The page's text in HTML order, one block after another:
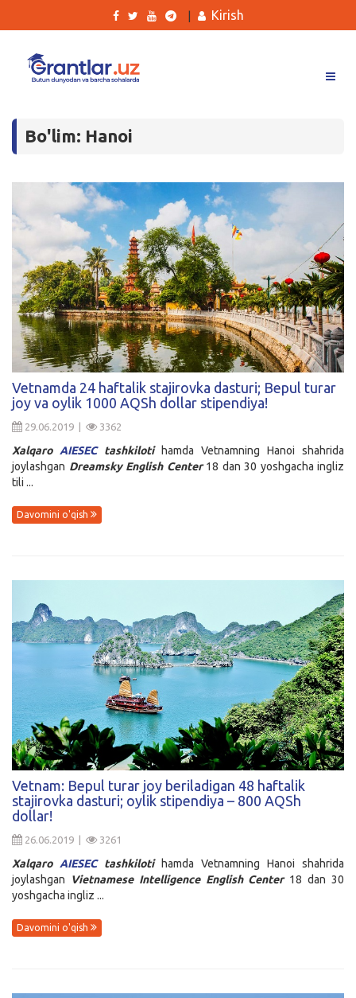
Tanlovlar
Kurslar
Blog
Yana
Qidirish
Kirish
Bo'lim: Hanoi
Vetnamda 24 haftalik stajirovka dasturi; Bepul turar
joy va oylik 1000 AQSh dollar stipendiya!
29.06.2019 | 3362
Xalqaro AIESECtashkiloti hamda Vetnamning Hanoi shahrida
joylashgan Dreamsky English Center18 dan 30 yoshgacha ingliz
tili ...
Davomini o'qish
Vetnam: Bepul turar joy beriladigan 48 haftalik
stajirovka dasturi; oylik stipendiya – 800 AQSh
dollar!
26.06.2019 | 3261
Xalqaro AIESECtashkiloti hamda Vetnamning Hanoi shahrida
joylashgan
Vietnamese Intelligence English Center 18 dan 30
yoshgacha ingliz ...
Davomini o'qish